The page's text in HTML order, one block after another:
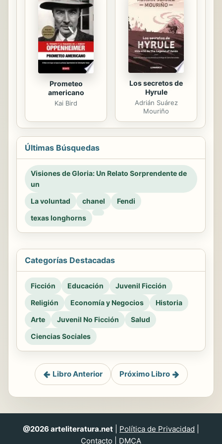
Prometeo
americano
Kai Bird
Los secretos de
Hyrule
Adrián Suárez
Mouriño
Últimas Búsquedas
Visiones de Gloria: Un Relato Sorprendente de
un
La voluntad
chanel
Fendi
texas longhorns
Categorías Destacadas
Ficción Educación
Juvenil Ficción
Religión
Economía y Negocios
Historia
Arte
Juvenil No Ficción
Salud
Ciencias Sociales
Libro Anterior Próximo Libro
@2026 arteliteratura.net Política de Privacidad
Contacto
DMCA